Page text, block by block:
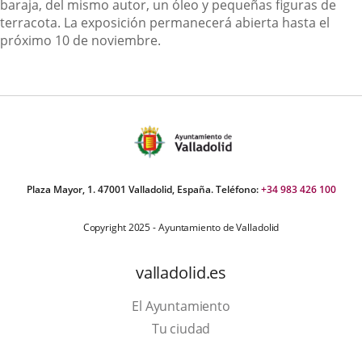
baraja, del mismo autor, un óleo y pequeñas figuras de
terracota. La exposición permanecerá abierta hasta el
próximo 10 de noviembre.
Plaza Mayor, 1. 47001 Valladolid, España. Teléfono:+34 983 426 100
Copyright 2025 - Ayuntamiento de Valladolid
valladolid.es
El Ayuntamiento
Tu ciudad